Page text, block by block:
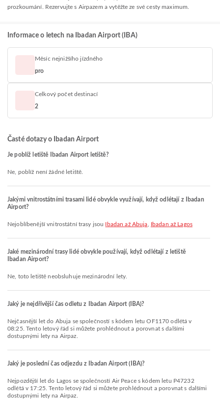
prozkoumání. Rezervujte s Airpazem a vytěžte ze své cesty maximum.
Informace o letech na Ibadan Airport (IBA)
Měsíc nejnižšího jízdného
pro
Celkový počet destinací
2
Časté dotazy o Ibadan Airport
Je poblíž letiště Ibadan Airport letiště?
Ne, poblíž není žádné letiště.
Jakými vnitrostátními trasami lidé obvykle využívají, když odlétají z Ibadan
Airport?
Nejoblíbenější vnitrostátní trasy jsou Ibadan až Abuja Ibadan až Lagos
Jaké mezinárodní trasy lidé obvykle používají, když odlétají z letiště
Ibadan Airport?
Ne, toto letiště neobsluhuje mezinárodní lety.
Jaký je nejdřívější čas odletu z Ibadan Airport (IBA)?
Nejčasnější let do Abuja se společností s kódem letu OF1170 odlétá v
08:25. Tento letový řád si můžete prohlédnout a porovnat s dalšími
dostupnými lety na Airpaz.
Jaký je poslední čas odjezdu z Ibadan Airport (IBA)?
Nejpozdější let do Lagos se společností Air Peace s kódem letu P47232
odlétá v 17:25. Tento letový řád si můžete prohlédnout a porovnat s dalšími
dostupnými lety na Airpaz.